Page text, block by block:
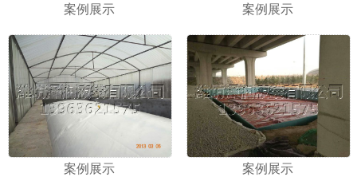
案例展示 案例展示
案例展示 案例展示